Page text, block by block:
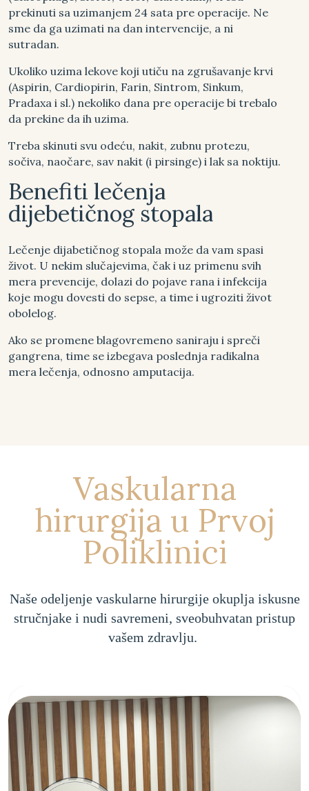
prekinuti sa uzimanjem 24 sata pre operacije. Ne
sme da ga uzimati na dan intervencije, a ni
sutradan.
Ukoliko uzima lekove koji utiču na zgrušavanje krvi
(Aspirin, Cardiopirin, Farin, Sintrom, Sinkum,
Pradaxa i sl.) nekoliko dana pre operacije bi trebalo
da prekine da ih uzima.
Treba skinuti svu odeću, nakit, zubnu protezu,
sočiva, naočare, sav nakit (i pirsinge) i lak sa noktiju.
Benefiti lečenja
dijebetičnog stopala
Lečenje dijabetičnog stopala može da vam spasi
život. U nekim slučajevima, čak i uz primenu svih
mera prevencije, dolazi do pojave rana i infekcija
koje mogu dovesti do sepse, a time i ugroziti život
obolelog.
Ako se promene blagovremeno saniraju i spreči
gangrena, time se izbegava poslednja radikalna
mera lečenja, odnosno amputacija.
Vaskularna
hirurgija u Prvoj
Poliklinici
Naše odeljenje vaskularne hirurgije okuplja iskusne
stručnjake i nudi savremeni, sveobuhvatan pristup
vašem zdravlju.